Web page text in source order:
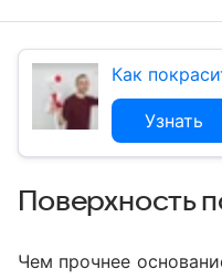
Как
Узнать
Поверхность
Чем прочнее